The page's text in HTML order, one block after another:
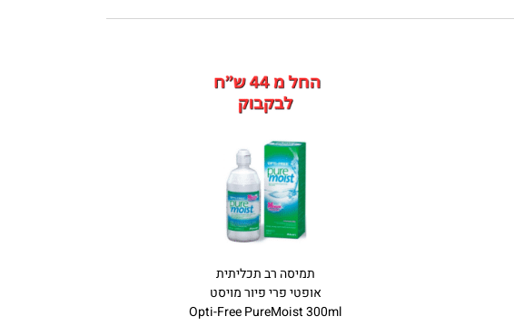
תמיסה רב תכליתית
אופטי פרי פיור מויסט
Opti-Free PureMoist 300ml